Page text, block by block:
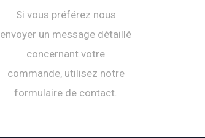
Si vous préférez nous
envoyer un message détaillé
concernant votre
commande, utilisez notre
formulaire de contact.